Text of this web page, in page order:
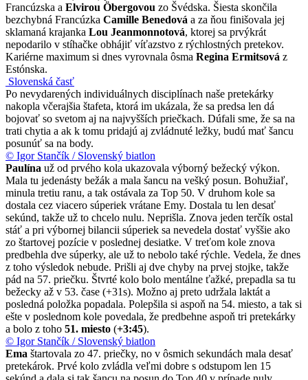
Francúzska a Elvirou Öbergovou zo Švédska. Šiesta skončila
bezchybná Francúzka Camille Benedová a za ňou finišovala jej
sklamaná krajanka Lou Jeanmonnotová, ktorej sa prvýkrát
nepodarilo v stíhačke obhájiť víťazstvo z rýchlostných pretekov.
Kariérne maximum si dnes vyrovnala ôsma Regina Ermitsová z
Estónska.
Slovenská časť
Po nevydarených individuálnych disciplínach naše pretekárky
nakopla včerajšia štafeta, ktorá im ukázala, že sa predsa len dá
bojovať so svetom aj na najvyšších priečkach. Dúfali sme, že sa na
trati chytia a ak k tomu pridajú aj zvládnuté ležky, budú mať šancu
posunúť sa na body.
© Igor Stančík / Slovenský biatlon
Paulína už od prvého kola ukazovala výborný bežecký výkon.
Mala tu jedenásty bežák a mala šancu na vešký posun. Bohužiaľ,
minula tretiu ranu, a tak ostávala za Top 50. V druhom kole sa
dostala cez viacero súperiek vrátane Emy. Dostala tu len desať
sekúnd, takže už to chcelo nulu. Neprišla. Znova jeden terčík ostal
stáť a pri výbornej bilancii súperiek sa nevedela dostať vyššie ako
zo štartovej pozície v poslednej desiatke. V treťom kole znova
predbehla dve súperky, ale už to nebolo také rýchle. Vedela, že dnes
z toho výsledok nebude. Prišli aj dve chyby na prvej stojke, takže
pád na 57. priečku. Štvrté kolo bolo mentálne ťažké, prepadla sa tu
bežecky až v 53. čase (+31s). Možno aj preto udržala laktát a
posledná položka popadala. Polepšila si aspoň na 54. miesto, a tak si
ešte v poslednom kole povedala, že predbehne aspoň tri pretekárky
a bolo z toho 51. miesto (+3:45).
© Igor Stančík / Slovenský biatlon
Ema štartovala zo 47. priečky, no v ôsmich sekundách mala desať
pretekárok. Prvé kolo zvládla veľmi dobre s odstupom len 15